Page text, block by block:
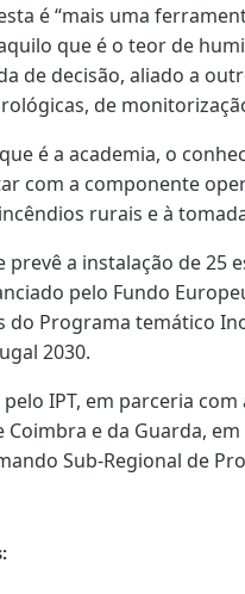
é “mais uma
que é o teor de
de decisão, aliado a
de
é a academia, o
com a componente
rurais e à
prevê a instalação de 25
pelo Fundo
do Programa temático
2030.
IPT, em parceria
e da Guarda,
Sub-Regional de